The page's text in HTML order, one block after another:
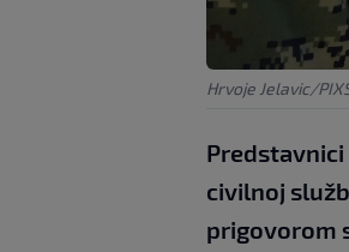
Hrvoje Jelavic/
civilnoj
prigovorom